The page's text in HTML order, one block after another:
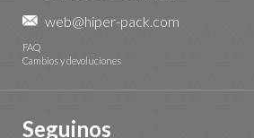
web@hiper-pack.com
FAQ
Cambios y devoluciones
Seguinos